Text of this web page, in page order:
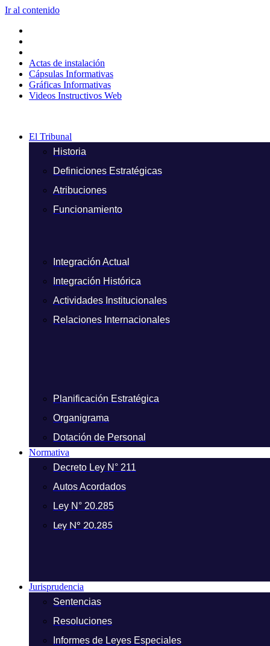
Ir al contenido
Actas de instalación
Cápsulas Informativas
Gráficas Informativas
Videos Instructivos Web
El Tribunal
Historia
Definiciones Estratégicas
Atribuciones
Funcionamiento
Integración Actual
Integración Histórica
Actividades Institucionales
Relaciones Internacionales
Planificación Estratégica
Organigrama
Dotación de Personal
Normativa
Decreto Ley N° 211
Autos Acordados
Ley N° 20.285
Ley N° 20.285
Jurisprudencia
Sentencias
Resoluciones
Informes de Leyes Especiales